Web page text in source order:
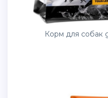
Корм для собак